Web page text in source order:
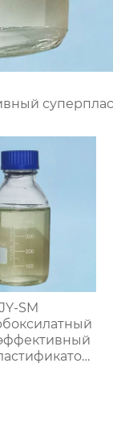
JY-SM
≥50%)